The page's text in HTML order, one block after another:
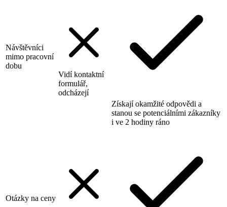
Návštěvníci
mimo pracovní
dobu
Vidí kontaktní
formulář,
odcházejí
Získají okamžité odpovědi a
stanou se potenciálními zákazníky
i ve 2 hodiny ráno
Otázky na ceny